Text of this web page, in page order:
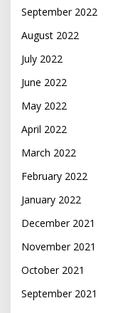
September 2022
August 2022
July 2022
June 2022
May 2022
April 2022
March 2022
February 2022
January 2022
December 2021
November 2021
October 2021
September 2021